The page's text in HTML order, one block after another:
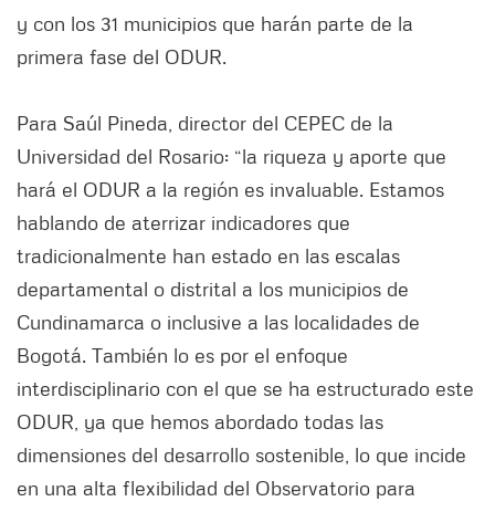
y con los 31 municipios que harán parte de la
primera fase del ODUR.
Para Saúl Pineda, director del CEPEC de la
Universidad del Rosario: “la riqueza y aporte que
hará el ODUR a la región es invaluable. Estamos
hablando de aterrizar indicadores que
tradicionalmente han estado en las escalas
departamental o distrital a los municipios de
Cundinamarca o inclusive a las localidades de
Bogotá. También lo es por el enfoque
interdisciplinario con el que se ha estructurado este
ODUR, ya que hemos abordado todas las
dimensiones del desarrollo sostenible, lo que incide
en una alta flexibilidad del Observatorio para